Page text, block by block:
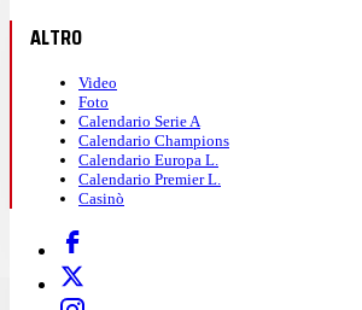
ALTRO
Video
Foto
Calendario Serie A
Calendario Champions
Calendario Europa L.
Calendario Premier L.
Casinò